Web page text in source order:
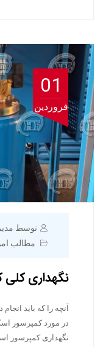
01
فروردین
توسط
مطالب
نگهداری کلی
آنچه را که باید
در مورد کمپرسور
نگهداری کمپرسور